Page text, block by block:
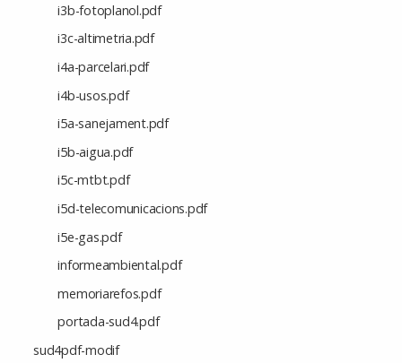
i3b-fotoplanol.pdf
i3c-altimetria.pdf
i4a-parcelari.pdf
i4b-usos.pdf
i5a-sanejament.pdf
i5b-aigua.pdf
i5c-mtbt.pdf
i5d-telecomunicacions.pdf
i5e-gas.pdf
informeambiental.pdf
memoriarefos.pdf
portada-sud4.pdf
sud4pdf-modif